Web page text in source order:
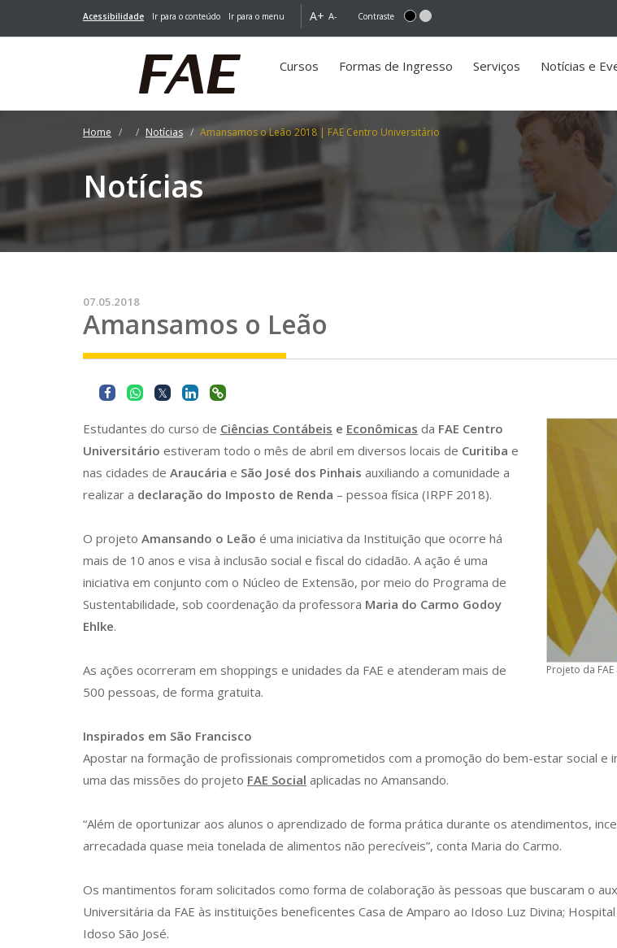
Acessibilidade Ir para o conteúdo Ir para o menu A+ A- Contraste
Cursos Formas de Ingresso Serviços Notícias e
Home Notícias Amansamos o Leão 2018 | FAE Centro Universitário
Notícias
07.05.2018
Amansamos o Leão
Projeto da
Estudantes do curso de Ciências Contábeis e Econômicas da FAE Centro
Universitário estiveram todo o mês de abril em diversos locais de Curitiba e
nas cidades de Araucária e São José dos Pinhais auxiliando a comunidade a
realizar a declaração do Imposto de Renda – pessoa física (IRPF 2018).
O projeto Amansando o Leão é uma iniciativa da Instituição que ocorre há
mais de 10 anos e visa à inclusão social e fiscal do cidadão. A ação é uma
iniciativa em conjunto com o Núcleo de Extensão, por meio do Programa de
Sustentabilidade, sob coordenação da professora Maria do Carmo Godoy
Ehlke.
As ações ocorreram em shoppings e unidades da FAE e atenderam mais de
500 pessoas, de forma gratuita.
Inspirados em São Francisco
Apostar na formação de profissionais comprometidos com a promoção do bem-estar social e
uma das missões do projeto FAE Social aplicadas no Amansando.
“Além de oportunizar aos alunos o aprendizado de forma prática durante os atendimentos,
arrecadada quase meia tonelada de alimentos não perecíveis”, conta Maria do Carmo.
Os mantimentos foram solicitados como forma de colaboração às pessoas que buscaram o
Universitária da FAE às instituições beneficentes Casa de Amparo ao Idoso Luz Divina;
Idoso São José.